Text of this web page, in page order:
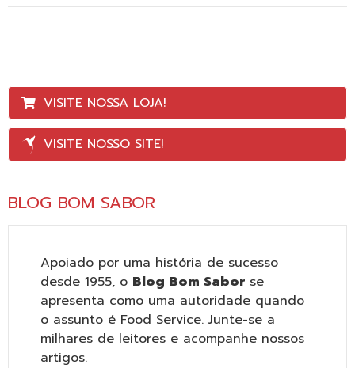
VISITE NOSSA LOJA!
VISITE NOSSO SITE!
BLOG BOM SABOR
Apoiado por uma história de sucesso
desde 1955, o Blog Bom Sabor se
apresenta como uma autoridade quando
o assunto é Food Service. Junte-se a
milhares de leitores e acompanhe nossos
artigos.